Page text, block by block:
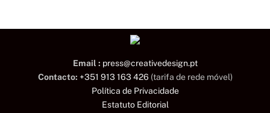
Email : press@creativedesign.pt
Contacto: +351 913 163 426 (tarifa de rede móvel)
Política de Privacidade
Estatuto Editorial